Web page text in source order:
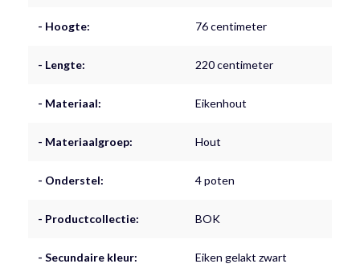
- Hoogte: 76 centimeter
- Lengte: 220 centimeter
- Materiaal: Eikenhout
- Materiaalgroep: Hout
- Onderstel: 4 poten
- Productcollectie: BOK
- Secundaire kleur: Eiken gelakt zwart